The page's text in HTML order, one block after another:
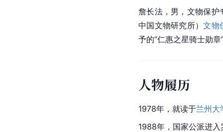
詹长法，男，文物保护
中国文物研究所）文物
予的“仁惠之星骑士勋
人物履历
1978年，就读于兰州大
1988年，国家公派进